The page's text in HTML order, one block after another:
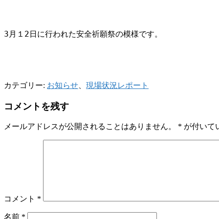
3月１2日に行われた安全祈願祭の模様です。
カテゴリー: お知らせ 現場状況レポート
コメントを残す
メールアドレスが公開されることはありません。 * が付いて
コメント *
名前 *